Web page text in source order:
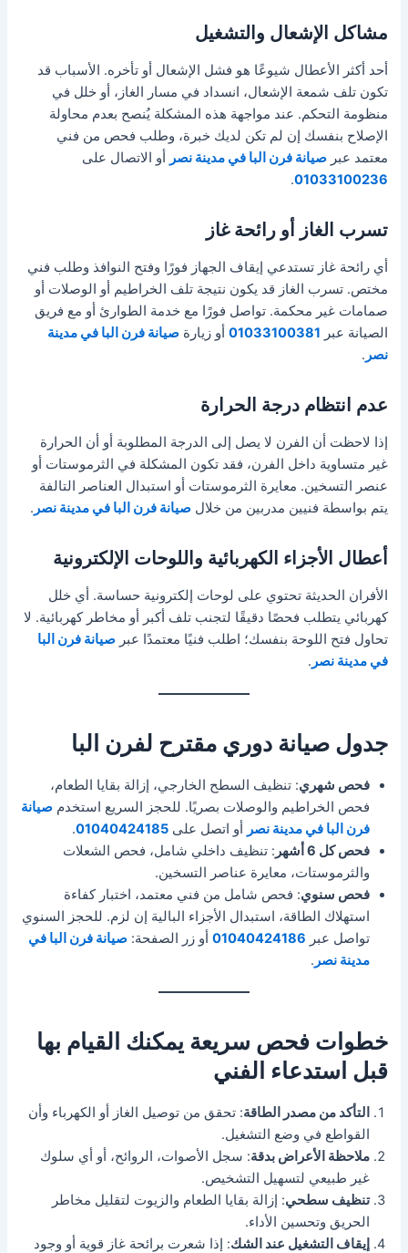
مشاكل الإشعال والتشغيل
أحد أكثر الأعطال شيوعًا هو فشل الإشعال أو تأخره. الأسباب قد
تكون تلف شمعة الإشعال، انسداد في مسار الغاز، أو خلل في
منظومة التحكم. عند مواجهة هذه المشكلة يُنصح بعدم محاولة
الإصلاح بنفسك إن لم تكن لديك خبرة، وطلب فحص من فني
معتمد عبرصيانة فرن البا في مدينة نصر أو الاتصال على
01033100236
.
تسرب الغاز أو رائحة غاز
أي رائحة غاز تستدعي إيقاف الجهاز فورًا وفتح النوافذ وطلب فني
مختص. تسرب الغاز قد يكون نتيجة تلف الخراطيم أو الوصلات أو
صمامات غير محكمة. تواصل فورًا مع خدمة الطوارئ أو مع فريق
الصيانة عبر 01033100381 أو زيارةصيانة فرن البا في مدينة
نصر .
عدم انتظام درجة الحرارة
إذا لاحظت أن الفرن لا يصل إلى الدرجة المطلوبة أو أن الحرارة
غير متساوية داخل الفرن، فقد تكون المشكلة في الثرموستات أو
عنصر التسخين. معايرة الثرموستات أو استبدال العناصر التالفة
يتم بواسطة فنيين مدربين من خلالصيانة فرن البا في مدينة نصر .
أعطال الأجزاء الكهربائية واللوحات الإلكترونية
الأفران الحديثة تحتوي على لوحات إلكترونية حساسة. أي خلل
كهربائي يتطلب فحصًا دقيقًا لتجنب تلف أكبر أو مخاطر كهربائية. لا
تحاول فتح اللوحة بنفسك؛ اطلب فنيًا معتمدًا عبرصيانة فرن البا
في مدينة نصر .
جدول صيانة دوري مقترح لفرن البا
فحص شهري: تنظيف السطح الخارجي، إزالة بقايا الطعام،
فحص الخراطيم والوصلات بصريًا. للحجز السريع استخدمصيانة
فرن البا في مدينة نصر أو اتصل على01040424185
.
فحص كل 6 أشهر
: تنظيف داخلي شامل، فحص الشعلات
والثرموستات، معايرة عناصر التسخين.
فحص سنوي: فحص شامل من فني معتمد، اختبار كفاءة
استهلاك الطاقة، استبدال الأجزاء البالية إن لزم. للحجز السنوي
تواصل عبر 01040424186 أو زر الصفحة:صيانة فرن البا في
مدينة نصر .
خطوات فحص سريعة يمكنك القيام بها
قبل استدعاء الفني
التأكد من مصدر الطاقة: تحقق من توصيل الغاز أو الكهرباء وأن
القواطع في وضع التشغيل.
ملاحظة الأعراض بدقة: سجل الأصوات، الروائح، أو أي سلوك
غير طبيعي لتسهيل التشخيص.
تنظيف سطحي: إزالة بقايا الطعام والزيوت لتقليل مخاطر
الحريق وتحسين الأداء.
إيقاف التشغيل عند الشك: إذا شعرت برائحة غاز قوية أو وجود